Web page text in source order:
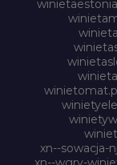
xn--sowacja-